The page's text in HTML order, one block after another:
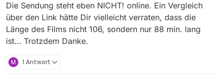
Die Sendung steht eben NICHT! online. Ein Vergleich
über den Link hätte Dir vielleicht verraten, dass die
Länge des Films nicht 106, sondern nur 88 min. lang
ist… Trotzdem Danke.
M 1 Antwort